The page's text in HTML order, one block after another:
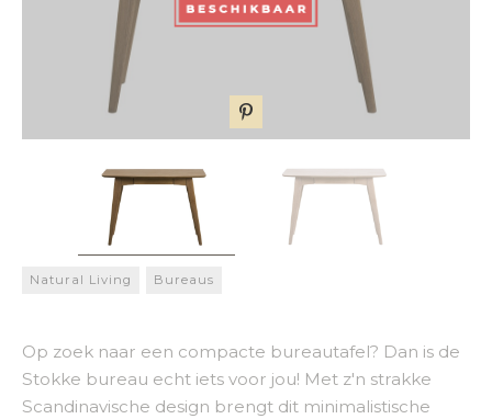
Natural Living Bureaus
Op zoek naar een compacte bureautafel? Dan is de
Stokke bureau echt iets voor jou! Met z'n strakke
Scandinavische design brengt dit minimalistische